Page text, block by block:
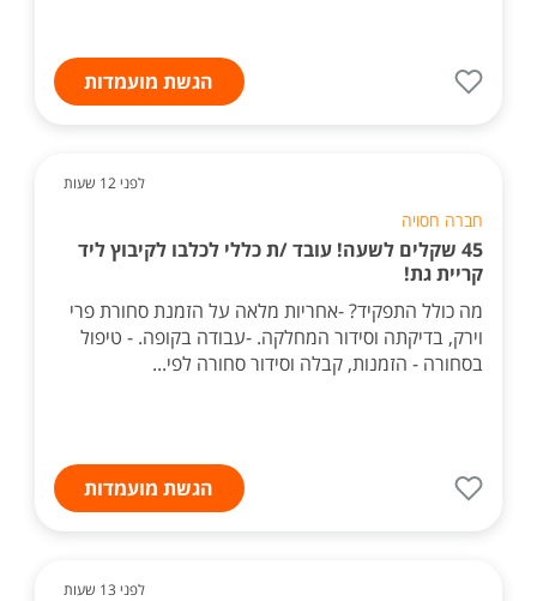
הגשת מועמדות
לפני 12 שעות
חברה חסויה
45 שקלים לשעה! עובד /ת כללי לכלבו לקיבוץ ליד
קריית גת!
מה כולל התפקיד? -אחריות מלאה על הזמנת סחורת פרי
וירק, בדיקתה וסידור המחלקה. -עבודה בקופה. - טיפול
בסחורה - הזמנות, קבלה וסידור סחורה לפי...
הגשת מועמדות
לפני 13 שעות